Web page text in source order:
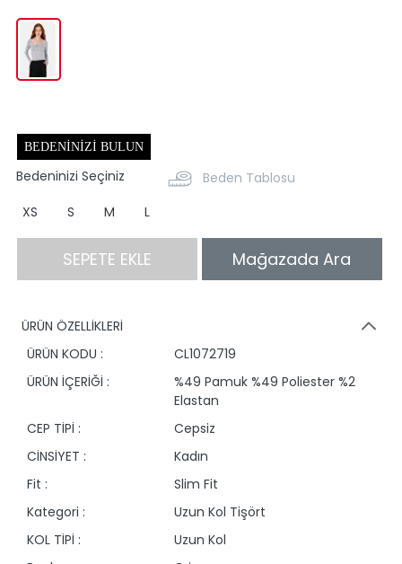
BEDENINIZI BULUN
Bedeninizi Seçiniz
Beden Tablosu
XS
S M L
SEPETE EKLE Mağazada Ara
ÜRÜN ÖZELLİKLERİ
ÜRÜN KODU :
CL1072719
ÜRÜN İÇERİĞİ :
%49 Pamuk %49 Poliester %2
Elastan
CEP TİPİ :
Cepsiz
CİNSİYET :
Kadın
Fit :
Slim Fit
Kategori :
Uzun Kol Tişört
KOL TİPİ :
Uzun Kol